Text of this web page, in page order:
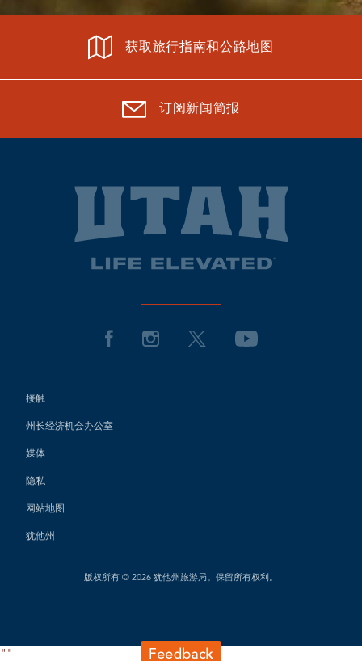
获取旅行指南和公路地图
订阅新闻简报
接触
州长经济机会办公室
媒体
隐私
网站地图
犹他州
版权所有 © 2026 犹他州旅游局。保留所有权利。
" "